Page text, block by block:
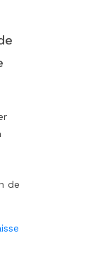
de